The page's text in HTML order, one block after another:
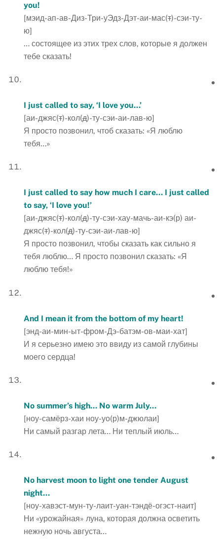
you!
[мэид-ап-ав-Диз-Три-уЭдз-Дэт-аи-мас(т)-сэи-ту-
ю]
… состоящее из этих трех слов, которые я должен
тебе сказать!
I just called to say, ‘I love you…’
[аи-джяс(т)-кол(д)-ту-сэи-аи-лав-ю]
Я просто позвонил, чтоб сказать: «Я люблю
тебя…»
I just called to say how much I care… I just called
to say, ‘I love you!’
[аи-джяс(т)-кол(д)-ту-сэи-хау-мачь-аи-кэ(р) аи-
джяс(т)-кол(д)-ту-сэи-аи-лав-ю]
Я просто позвонил, чтобы сказать как сильно я
тебя люблю… Я просто позвонил сказать: «Я
люблю тебя!»
And I mean it from the bottom of my heart!
[энд-аи-мин-ыт-фром-Дэ-батэм-ов-маи-хат]
И я серьезно имею это ввиду из самой глубины
моего сердца!
No summer’s high… No warm July…
[ноу-самёрз-хаи ноу-уо(р)м-джюлаи]
Ни самый разгар лета… Ни теплый июль…
No harvest moon to light one tender August
night…
[ноу-хавэст-мун-ту-лаит-уан-тэндё-огэст-наит]
Ни «урожайная» луна, которая должна осветить
нежную ночь августа…